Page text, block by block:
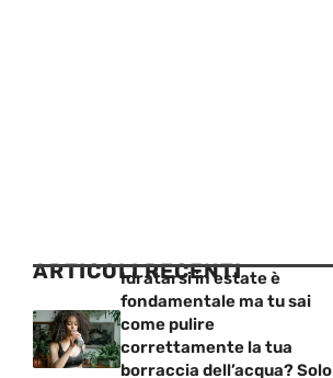
ARTICOLI RECENTI
Idratarsi in estate è
fondamentale ma tu sai
come pulire
correttamente la tua
borraccia dell’acqua? Solo